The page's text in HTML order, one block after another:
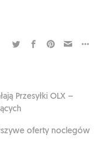
Przesyłki OLX –
oferty noclegów